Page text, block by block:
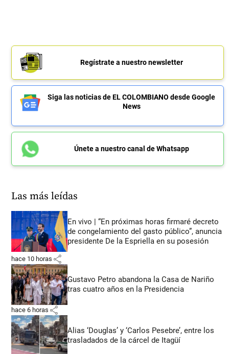
Regístrate a nuestro newsletter
Siga las noticias de EL COLOMBIANO desde Google
News
Únete a nuestro canal de Whatsapp
Las más leídas
En vivo | “En próximas horas firmaré decreto
de congelamiento del gasto público”, anuncia
presidente De la Espriella en su posesión
hace 10 horas share
Gustavo Petro abandona la Casa de Nariño
tras cuatro años en la Presidencia
hace 6 horas share
Alias ‘Douglas’ y ‘Carlos Pesebre’, entre los
trasladados de la cárcel de Itagüí